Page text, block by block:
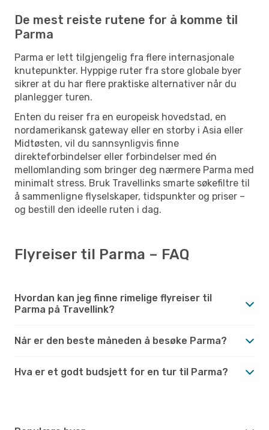
De mest reiste rutene for å komme til
Parma
Parma er lett tilgjengelig fra flere internasjonale
knutepunkter. Hyppige ruter fra store globale byer
sikrer at du har flere praktiske alternativer når du
planlegger turen.
Enten du reiser fra en europeisk hovedstad, en
nordamerikansk gateway eller en storby i Asia eller
Midtøsten, vil du sannsynligvis finne
direkteforbindelser eller forbindelser med én
mellomlanding som bringer deg nærmere Parma med
minimalt stress. Bruk Travellinks smarte søkefiltre til
å sammenligne flyselskaper, tidspunkter og priser –
og bestill den ideelle ruten i dag.
Flyreiser til Parma – FAQ
Hvordan kan jeg finne rimelige flyreiser til
Parma på Travellink?
Når er den beste måneden å besøke Parma?
Hva er et godt budsjett for en tur til Parma?